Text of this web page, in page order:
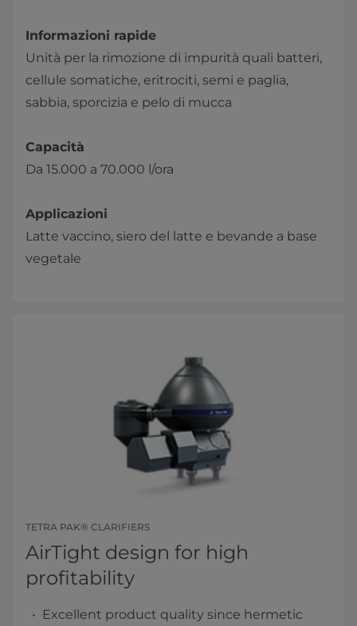
Informazioni rapide
Unità per la rimozione di impurità quali batteri,
cellule somatiche, eritrociti, semi e paglia,
sabbia, sporcizia e pelo di mucca
Capacità
Da 15.000 a 70.000 l/ora
Applicazioni
Latte vaccino, siero del latte e bevande a base
vegetale
TETRA PAK® CLARIFIERS
AirTight design for high
profitability
Excellent product quality since hermetic